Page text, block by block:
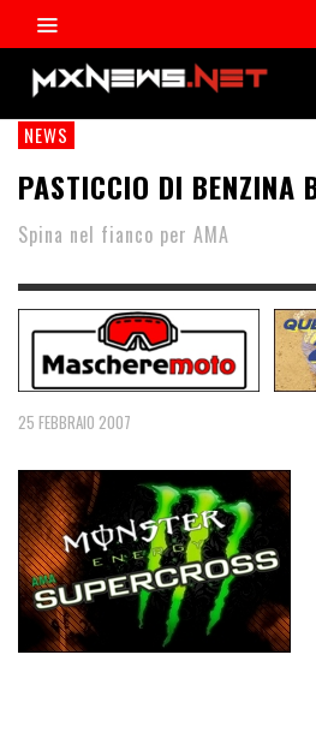
NEWS
PASTICCIO DI BENZINA
Spina nel fianco per AMA
25 FEBBRAIO 2007